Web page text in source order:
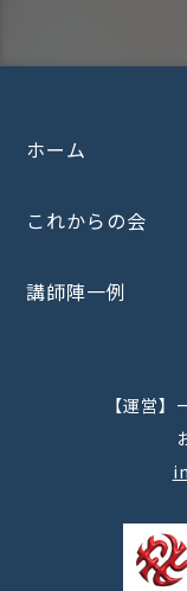
【運営
ホーム
これからの会
講師陣一例